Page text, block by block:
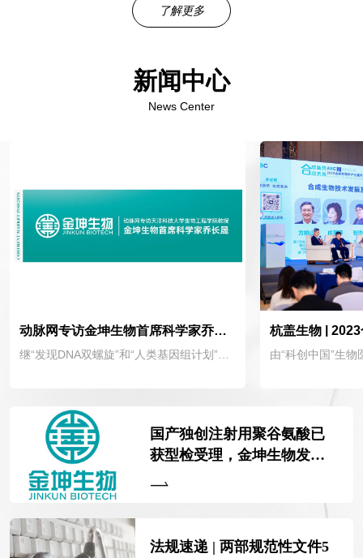
了解更多
新闻中心
News Center
动脉网专访金坤生物首席科学家乔长晟：合成生物原料拓宽多场景使用至关重要
继“发现DNA双螺旋”和“人类基因组计划”两次生物科技革命之后，合成生物学被誉为“第三次生物科技革命”。“发现DNA双螺旋”和“人类基因组计划”，使人类实现了从认知生命到解读生命，合成生物学则开始推动我们跨向编写生命、创造生命。
国产独创注射用聚谷氨酸已
获型检受理，金坤生物发力
法规速递 | 两部规范性文件5